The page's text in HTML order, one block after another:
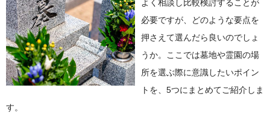
よく相談し比較検討することが
必要ですが、どのような要点を
押さえて選んだら良いのでしょ
うか。ここでは墓地や霊園の場
所を選ぶ際に意識したいポイン
トを、5つにまとめてご紹介しま
す。